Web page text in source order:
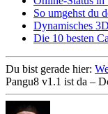
So umgehst du
Dynamisches
Die 10 besten
Du bist gerade hier:
Pangu8 v1.1 ist da –